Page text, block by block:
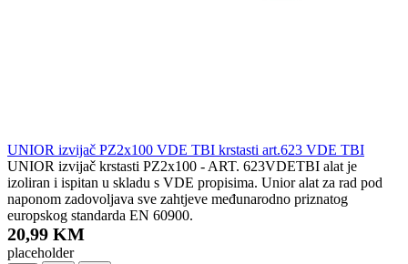
UNIOR izvijač PZ2x100 VDE TBI krstasti art.623 VDE TBI
UNIOR izvijač krstasti PZ2x100 - ART. 623VDETBI alat je
izoliran i ispitan u skladu s VDE propisima. Unior alat za rad pod
naponom zadovoljava sve zahtjeve međunarodno priznatog
europskog standarda EN 60900.
20,99 KM
placeholder